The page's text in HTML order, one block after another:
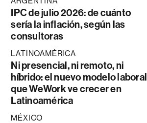
IPC de julio 2026: de cuánto
sería la inflación, según las
consultoras
LATINOAMÉRICA
Ni presencial, ni remoto, ni
híbrido: el nuevo modelo laboral
que WeWork ve crecer en
Latinoamérica
MÉXICO